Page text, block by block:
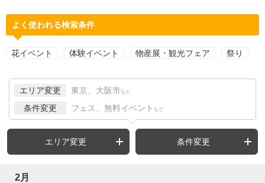
よく使われる検索条件
花イベント 体験イベント 物産展・観光フェア 祭り
エリア変更 東京、大阪市 など
条件変更 フェス、無料イベント など
エリア変更 条件変更
2月